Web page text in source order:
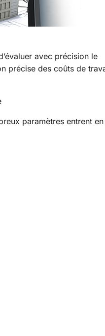
avec précision le
précise des coûts de
paramètres entrent en